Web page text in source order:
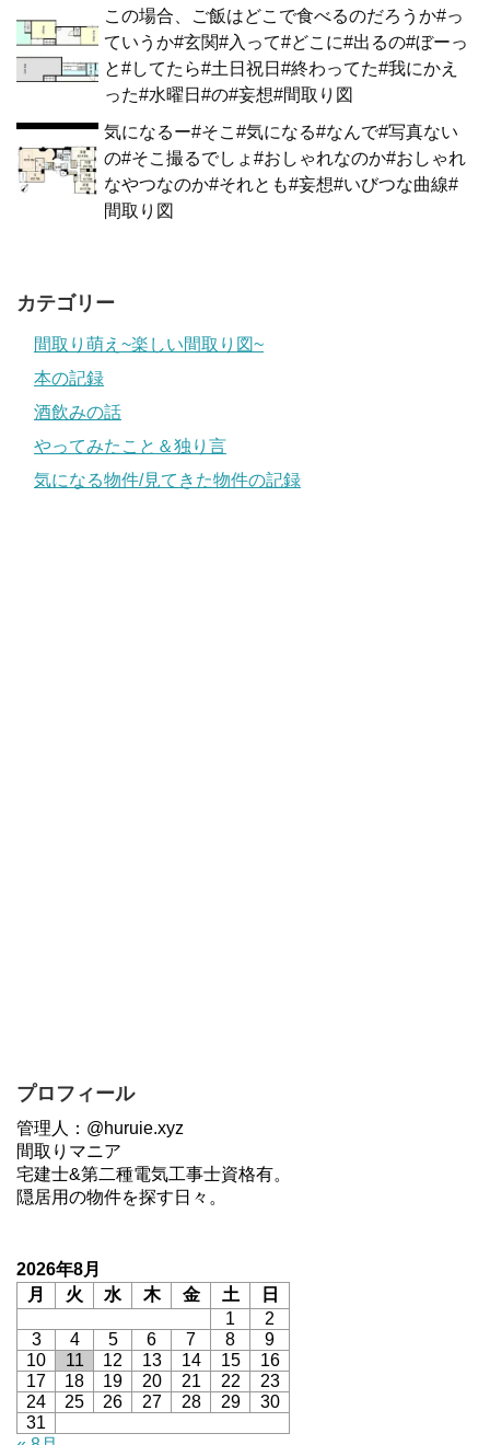
この場合、ご飯はどこで食べるのだろうか#っ
ていうか#玄関#入って#どこに#出るの#ぼーっ
と#してたら#土日祝日#終わってた#我にかえ
った#水曜日#の#妄想#間取り図
気になるー#そこ#気になる#なんで#写真ない
の#そこ撮るでしょ#おしゃれなのか#おしゃれ
なやつなのか#それとも#妄想#いびつな曲線#
間取り図
カテゴリー
間取り萌え~楽しい間取り図~
本の記録
酒飲みの話
やってみたこと＆独り言
気になる物件/見てきた物件の記録
プロフィール
管理人：@huruie.xyz
間取りマニア
宅建士&第二種電気工事士資格有。
隠居用の物件を探す日々。
2026年8月
月
火 水 木 金 土
日
1
2
3
4 5 6 7 8
9
10
11 12 13 14 15
16
17
18 19 20 21 22
23
24
25 26 27 28 29
30
31